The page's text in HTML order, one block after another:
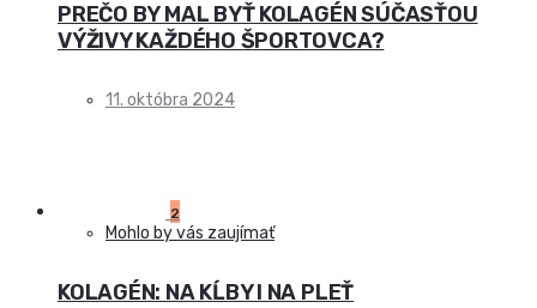
PREČO BY MAL BYŤ KOLAGÉN SÚČASŤOU
VÝŽIVY KAŽDÉHO ŠPORTOVCA?
11. októbra 2024
2
Mohlo by vás zaujímať
KOLAGÉN: NA KĹBY I NA PLEŤ